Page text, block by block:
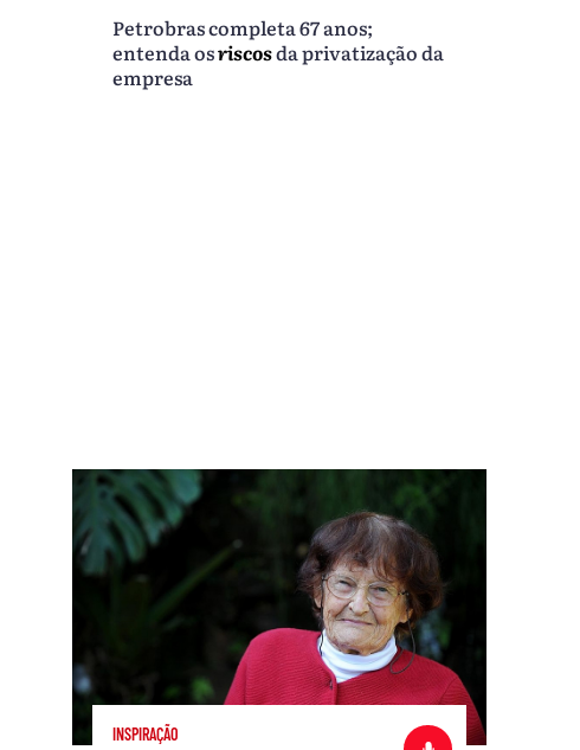
Petrobras completa 67 anos;
entenda osriscosda privatização da
empresa
INSPIRAÇÃO